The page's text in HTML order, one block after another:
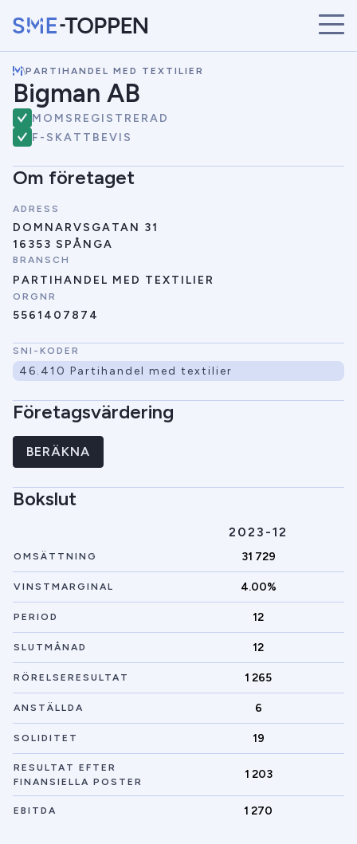
ÅRETS VINNARE
BRANSCHER
SÖK
NYHETER
\PARTIHANDEL MED TEXTILIER
Bigman AB
MOMSREGISTRERAD
F-SKATTBEVIS
Om företaget
ADRESS
DOMNARVSGATAN 31
16353 SPÅNGA
BRANSCH
PARTIHANDEL MED TEXTILIER
ORGNR
5561407874
SNI-KODER
46.410 Partihandel med textilier
Företagsvärdering
BERÄKNA
Bokslut
2023-12
OMSÄTTNING 31 729
VINSTMARGINAL 4.00%
PERIOD 12
SLUTMÅNAD 12
RÖRELSERESULTAT 1 265
ANSTÄLLDA 6
SOLIDITET 19
RESULTAT EFTER
FINANSIELLA POSTER
1 203
EBITDA 1 270